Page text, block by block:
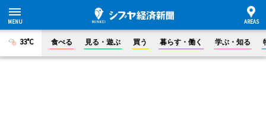
33°C 食べる 見る・遊ぶ 買う 暮らす・働く 学ぶ・知る